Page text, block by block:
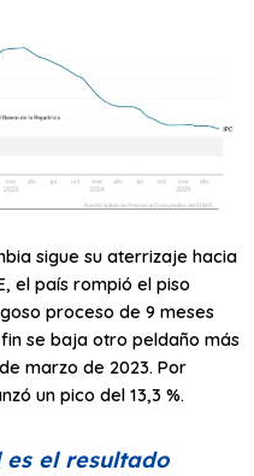
sigue su aterrizaje hacia
el país rompió el piso
proceso de 9 meses
se baja otro peldaño más
marzo de 2023. Por
un pico del 13,3 %.
es el resultado